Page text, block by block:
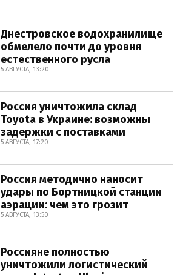
Днестровское водохранилище
обмелело почти до уровня
естественного русла
5 АВГУСТА, 13:20
Россия уничтожила склад
Toyota в Украине: возможны
задержки с поставками
5 АВГУСТА, 17:20
Россия методично наносит
удары по Бортницкой станции
аэрации: чем это грозит
5 АВГУСТА, 13:50
Россияне полностью
уничтожили логистический